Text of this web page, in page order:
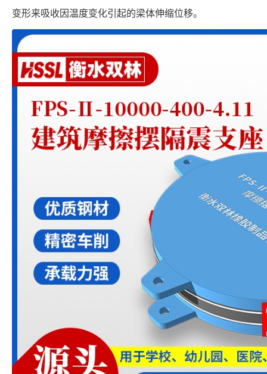
变形来吸收因温度变化引起的梁体伸缩位移。